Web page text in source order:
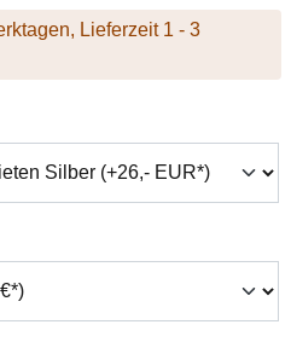
Lieferzeit 1 - 3